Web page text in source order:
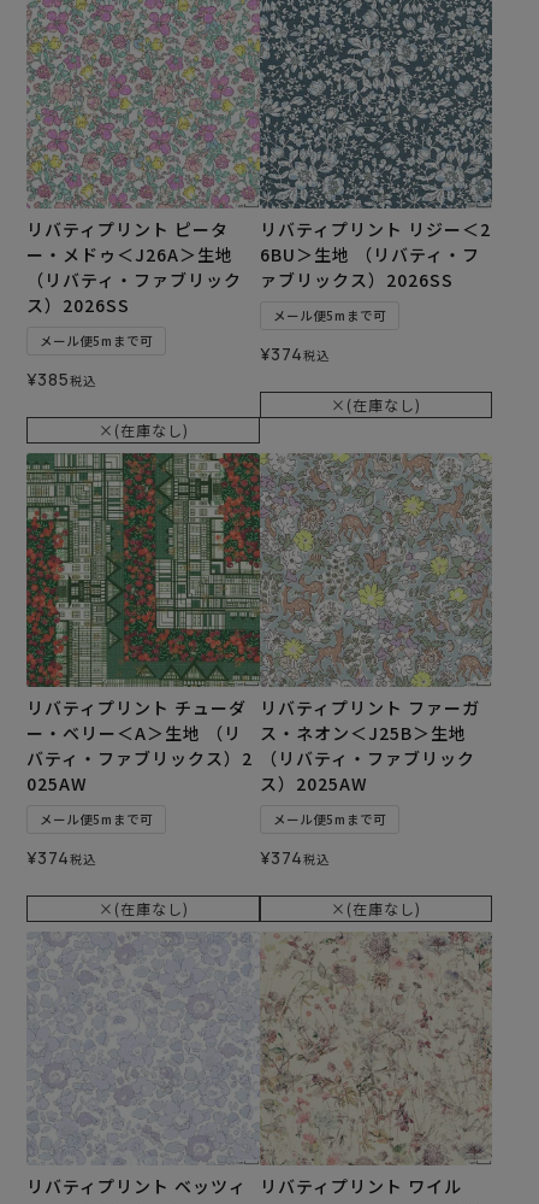
リバティプリント ピータ
ー・メドゥ＜J26A＞生地
（リバティ・ファブリック
ス）2026SS
メール便5mまで可
¥385税込
×(在庫なし)
リバティプリント リジー＜2
6BU＞生地 （リバティ・フ
ァブリックス）2026SS
メール便5mまで可
¥374税込
×(在庫なし)
リバティプリント チューダ
ー・ベリー＜A＞生地 （リ
バティ・ファブリックス）2
025AW
メール便5mまで可
¥374税込
×(在庫なし)
リバティプリント ファーガ
ス・ネオン＜J25B＞生地
（リバティ・ファブリック
ス）2025AW
メール便5mまで可
¥374税込
×(在庫なし)
リバティプリント ベッツィ
リバティプリント ワイル